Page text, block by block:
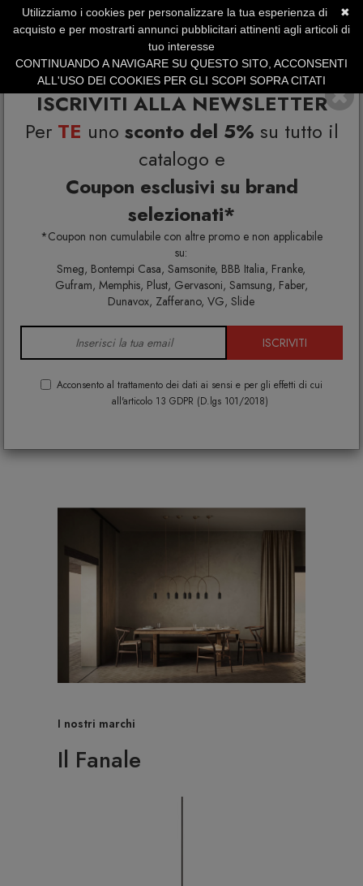
ISCRIVITI ALLA NEWSLETTER
Per TE uno sconto del 5% su tutto il
catalogo e
Coupon esclusivi su brand
selezionati*
*Coupon non cumulabile con altre promo e non applicabile
su:
Smeg, Bontempi Casa, Samsonite, BBB Italia, Franke,
Gufram, Memphis, Plust, Gervasoni, Samsung, Faber,
Dunavox, Zafferano, VG, Slide
ISCRIVITI
Acconsento al trattamento dei dati ai sensi e per gli effetti di cui
all'articolo 13 GDPR (D.lgs 101/2018)
SERVIZIO CLIENTI +39.0773.470.562
SUMMER SALES | Fino al 40% di Sconto
Home Il Fanale
I nostri marchi
Il Fanale
✖
Utilizziamo i cookies per personalizzare la tua esperienza di
acquisto e per mostrarti annunci pubblicitari attinenti agli articoli di
tuo interesse
CONTINUANDO A NAVIGARE SU QUESTO SITO, ACCONSENTI
ALL'USO DEI COOKIES PER GLI SCOPI SOPRA CITATI